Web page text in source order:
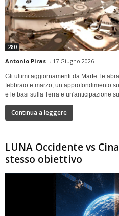
280
Antonio Piras - 17 Giugno 2026
Gli ultimi aggiornamenti da Marte: le
febbraio e marzo, un approfondimento
e le basi sulla Terra e un'anticipazione
Continua a leggere
LUNA Occidente vs
stesso obiettivo